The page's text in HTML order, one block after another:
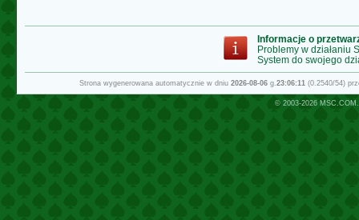
Informacje o
Problemy w działaniu
System do swojego
Strona wygenerowana automatycznie w dniu 2026-08-06 g.23:06:11 (0.2540/54)
© 2003-2026